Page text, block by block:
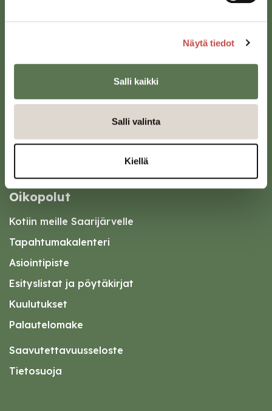
Näytä tiedot
Salli kaikki
Salli valinta
Kiellä
Saarijärven kaupunki
Karttapalvelu
Oikopolut
Kotiin meille Saarijärvelle
Tapahtumakalenteri
Asiointipiste
Esityslistat ja pöytäkirjat
Kuulutukset
Palautelomake
Saavutettavuusseloste
Tietosuoja